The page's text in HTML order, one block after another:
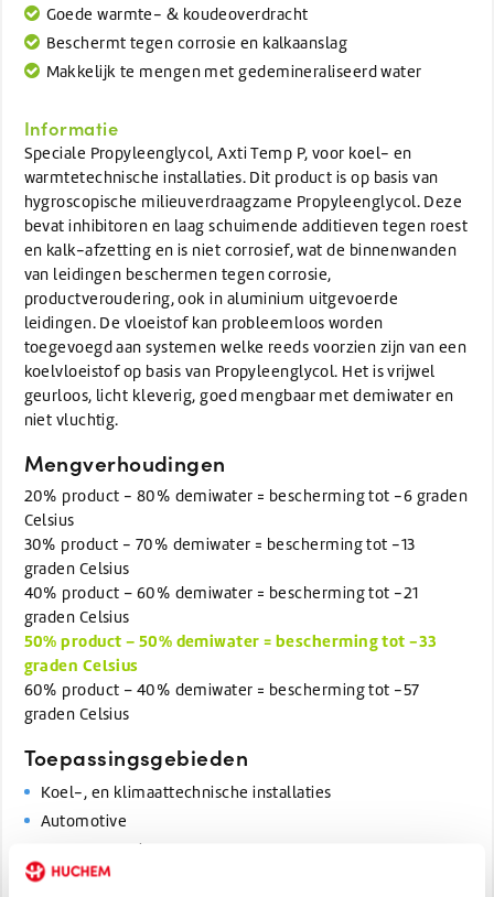
Goede warmte- & koudeoverdracht
Beschermt tegen corrosie en kalkaanslag
Makkelijk te mengen met gedemineraliseerd water
Informatie
Speciale Propyleenglycol, Axti Temp P, voor koel- en
warmtetechnische installaties. Dit product is op basis van
hygroscopische milieuverdraagzame Propyleenglycol. Deze
bevat inhibitoren en laag schuimende additieven tegen roest
en kalk-afzetting en is niet corrosief, wat de binnenwanden
van leidingen beschermen tegen corrosie,
productveroudering, ook in aluminium uitgevoerde
leidingen. De vloeistof kan probleemloos worden
toegevoegd aan systemen welke reeds voorzien zijn van een
koelvloeistof op basis van Propyleenglycol. Het is vrijwel
geurloos, licht kleverig, goed mengbaar met demiwater en
niet vluchtig.
Mengverhoudingen
20% product - 80% demiwater = bescherming tot -6 graden
Celsius
30% product - 70% demiwater = bescherming tot -13
graden Celsius
40% product – 60% demiwater = bescherming tot -21
graden Celsius
50% product – 50% demiwater = bescherming tot -33
graden Celsius
60% product – 40% demiwater = bescherming tot -57
graden Celsius
Toepassingsgebieden
Koel-, en klimaattechnische installaties
Automotive
Zonne-energie
Condensors / Drykoelers